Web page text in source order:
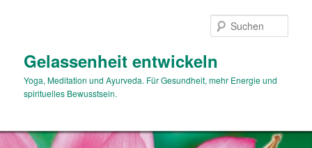
Gelassenheit entwickeln
Yoga, Meditation und Ayurveda. Für Gesundheit, mehr Energie und
spirituelles Bewusstsein.